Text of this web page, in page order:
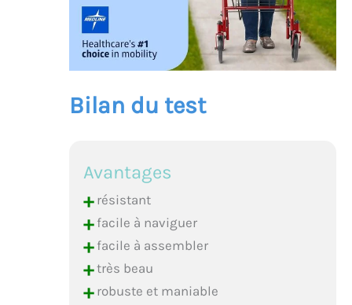
Bilan du test
Avantages
+résistant
+facile à naviguer
+facile à assembler
+très beau
+robuste et maniable